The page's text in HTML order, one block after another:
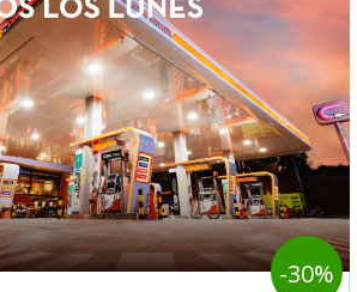
-30%